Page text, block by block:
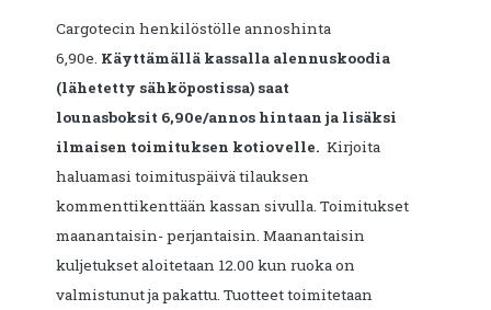
Cargotecin henkilöstölle annoshinta
6,90e. Käyttämällä kassalla alennuskoodia
(lähetetty sähköpostissa) saat
lounasboksit 6,90e/annos hintaan ja lisäksi
ilmaisen toimituksen kotiovelle. Kirjoita
haluamasi toimituspäivä tilauksen
kommenttikenttään kassan sivulla. Toimitukset
maanantaisin- perjantaisin. Maanantaisin
kuljetukset aloitetaan 12.00 kun ruoka on
valmistunut ja pakattu. Tuotteet toimitetaan